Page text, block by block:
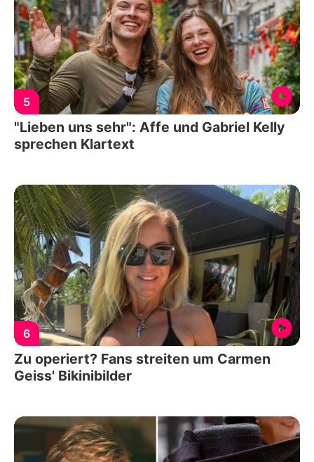
5
"Lieben uns sehr": Affe und Gabriel Kelly
sprechen Klartext
6
Zu operiert? Fans streiten um Carmen
Geiss' Bikinibilder